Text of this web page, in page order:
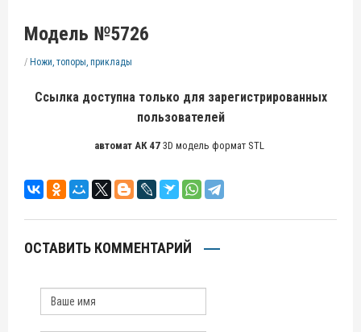
Модель №5726
/ Ножи, топоры, приклады
Ссылка доступна только для зарегистрированных
пользователей
автомат АК 47 3D модель формат STL
ОСТАВИТЬ КОММЕНТАРИЙ